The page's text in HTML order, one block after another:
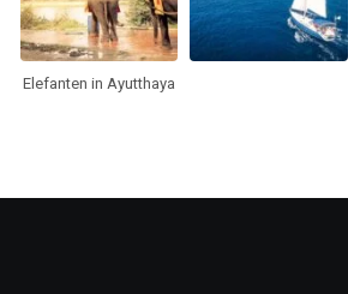
Elefanten in Ayutthaya